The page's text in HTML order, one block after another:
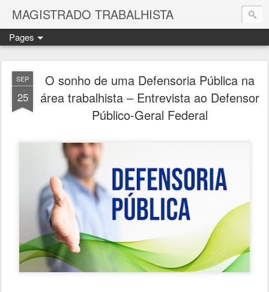
MAGISTRADO TRABALHISTA
Pages
SEP
25
O sonho de uma Defensoria Pública na
área trabalhista – Entrevista ao Defensor
Público-Geral Federal